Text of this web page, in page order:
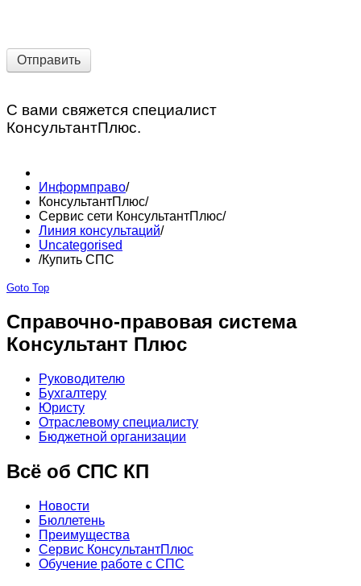
Отправить
С вами свяжется специалист
КонсультантПлюс.
Информправо/
КонсультантПлюс/
Сервис сети КонсультантПлюс/
Линия консультаций/
Uncategorised
/Купить СПС
Goto Top
Справочно-правовая система
Консультант Плюс
Руководителю
Бухгалтеру
Юристу
Отраслевому специалисту
Бюджетной организации
Всё об СПС КП
Новости
Бюллетень
Преимущества
Сервис КонсультантПлюс
Обучение работе с СПС